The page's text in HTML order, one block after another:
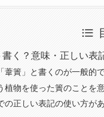
く？意味・正しい表
葦簀」と書くのが一般的
植物を使った簀のことを
の正しい表記の使い方が